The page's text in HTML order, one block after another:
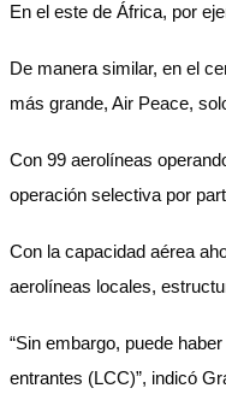
En el este de África, por
De manera similar, en el
más grande, Air Peace,
Con 99 aerolíneas
operación selectiva por
Con la capacidad aérea
aerolíneas locales,
“Sin embargo, puede
entrantes (LCC)”, indicó